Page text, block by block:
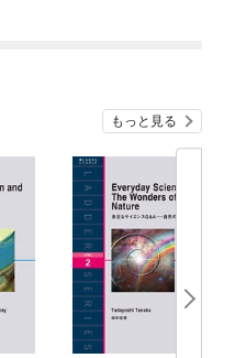
もっと見る